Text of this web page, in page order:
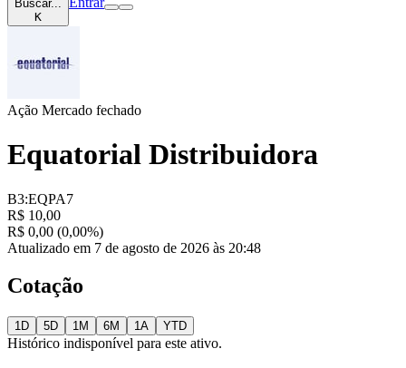
Buscar...
K
Ação Mercado fechado
Equatorial Distribuidora
B3:EQPA7
R$ 10,00
R$ 0,00 (0,00%)
Atualizado em 7 de agosto de 2026 às 20:48
Cotação
1D 5D 1M 6M 1A YTD
Histórico indisponível para este ativo.